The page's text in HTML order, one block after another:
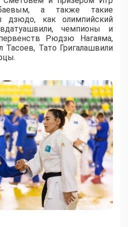
а также такие
дзюдо, как олимпийский
чемпионы и
Рюдзю Нагаяма,
Тато Григалашвили